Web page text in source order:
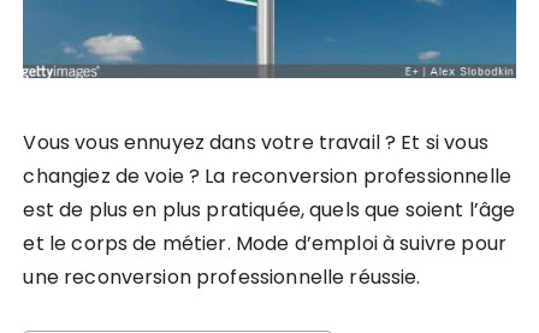
Vous vous ennuyez dans votre travail ? Et si vous
changiez de voie ? La reconversion professionnelle
est de plus en plus pratiquée, quels que soient l’âge
et le corps de métier. Mode d’emploi à suivre pour
une reconversion professionnelle réussie.